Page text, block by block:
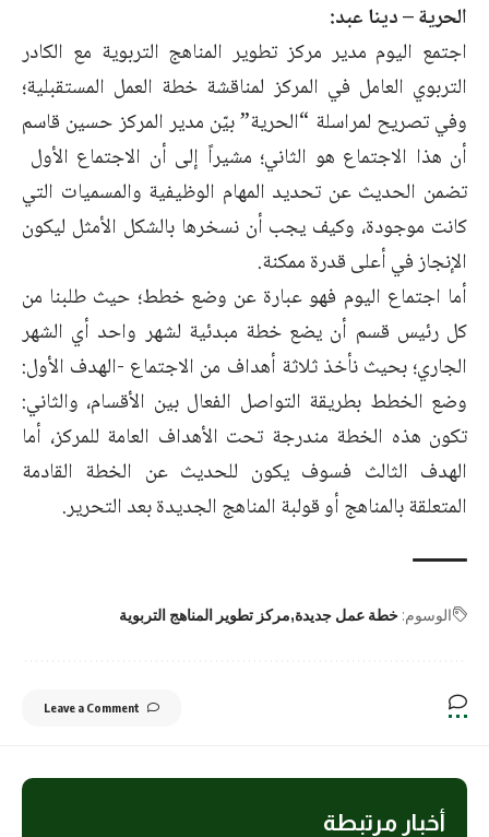
الحرية – دينا عبد:
اجتمع اليوم مدير مركز تطوير المناهج التربوية مع الكادر
التربوي العامل في المركز لمناقشة خطة العمل المستقبلية؛
وفي تصريح لمراسلة “الحرية” بيّن مدير المركز حسين قاسم
أن هذا الاجتماع هو الثاني؛ مشيراً إلى أن الاجتماع الأول
تضمن الحديث عن تحديد المهام الوظيفية والمسميات التي
كانت موجودة، وكيف يجب أن نسخرها بالشكل الأمثل ليكون
الإنجاز في أعلى قدرة ممكنة.
أما اجتماع اليوم فهو عبارة عن وضع خطط؛ حيث طلبنا من
كل رئيس قسم أن يضع خطة مبدئية لشهر واحد أي الشهر
الجاري؛ بحيث نأخذ ثلاثة أهداف من الاجتماع -الهدف الأول:
وضع الخطط بطريقة التواصل الفعال بين الأقسام، والثاني:
تكون هذه الخطة مندرجة تحت الأهداف العامة للمركز، أما
الهدف الثالث فسوف يكون للحديث عن الخطة القادمة
المتعلقة بالمناهج أو قولبة المناهج الجديدة بعد التحرير.
الوسوم: خطة عمل جديدة مركز تطوير المناهج التربوية
Leave a Comment
أخبار مرتبطة